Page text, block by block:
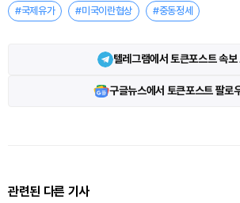
#국제유가 #미국이란협상 #중동정세
텔레그램에서 토큰포스트 속보
구글뉴스에서 토큰포스트 팔로
관련된 다른 기사